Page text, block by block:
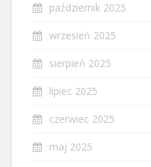
październik 2025
wrzesień 2025
sierpień 2025
lipiec 2025
czerwiec 2025
maj 2025